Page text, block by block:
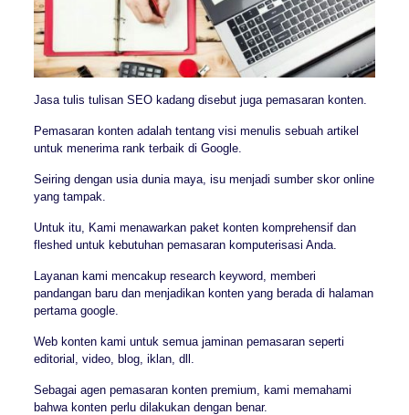
Jasa tulis tulisan SEO kadang disebut juga pemasaran konten.
Pemasaran konten adalah tentang visi menulis sebuah artikel
untuk menerima rank terbaik di Google.
Seiring dengan usia dunia maya, isu menjadi sumber skor online
yang tampak.
Untuk itu, Kami menawarkan paket konten komprehensif dan
fleshed untuk kebutuhan pemasaran komputerisasi Anda.
Layanan kami mencakup research keyword, memberi
pandangan baru dan menjadikan konten yang berada di halaman
pertama google.
Web konten kami untuk semua jaminan pemasaran seperti
editorial, video, blog, iklan, dll.
Sebagai agen pemasaran konten premium, kami memahami
bahwa konten perlu dilakukan dengan benar.